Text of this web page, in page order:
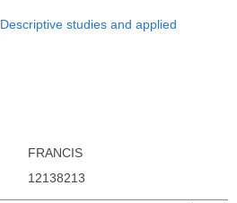
Descriptive studies and applied
FRANCIS
12138213